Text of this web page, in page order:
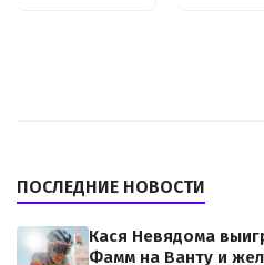
ПОСЛЕДНИЕ НОВОСТИ
Кася Невядома
Фамм на Ванту и